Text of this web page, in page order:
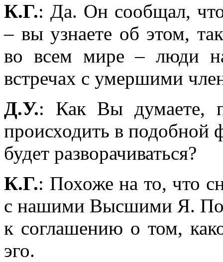
К.Г.: Да. Он сообщал, что
– вы узнаете об этом,
во всем мире – люди
встречах с умершими
Д.У.: Как Вы думаете,
происходить в подобной
будет разворачиваться?
К.Г.: Похоже на то, что
с нашими Высшими Я.
к соглашению о том,
эго.